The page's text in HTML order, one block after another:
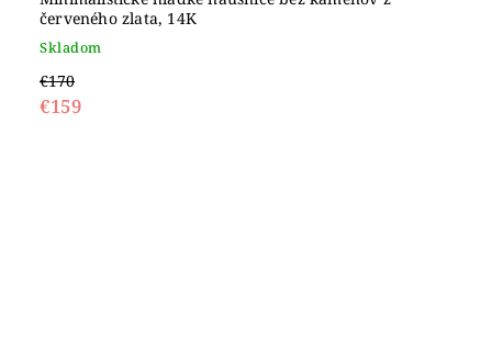
červeného zlata, 14K
Skladom
€170
€159